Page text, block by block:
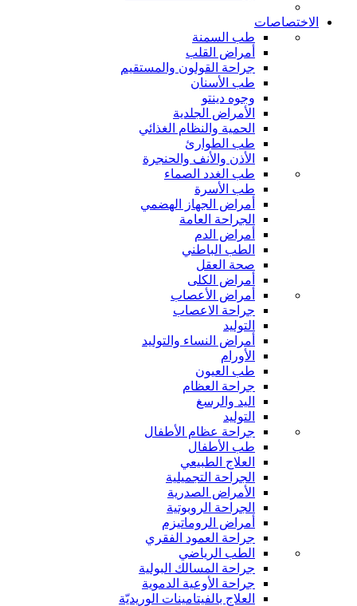
الاختصاصات
طب السمنة
أمراض القلب
جراحة القولون والمستقيم
طب الأسنان
وجوه دينتو
الأمراض الجلدية
الحمية والنظام الغذائي
طب الطوارئ
الأذن والأنف والحنجرة
طب الغدد الصماء
طب الأسرة
أمراض الجهاز الهضمي
الجراحة العامة
أمراض الدم
الطب الباطني
صحة العقل
أمراض الكلى
أمراض الأعصاب
جراحة الاعصاب
التوليد
أمراض النساء والتوليد
الأورام
طب العيون
جراحة العظام
اليد والرسغ
التوليد
جراحة عظام الأطفال
طب الأطفال
العلاج الطبيعي
الجراحة التجميلية
الأمراض الصدرية
الجراحة الروبوتية
أمراض الروماتيزم
جراحة العمود الفقري
الطب الرياضي
جراحة المسالك البولية
جراحة الأوعية الدموية
العلاج بالفيتامينات الوريديّة